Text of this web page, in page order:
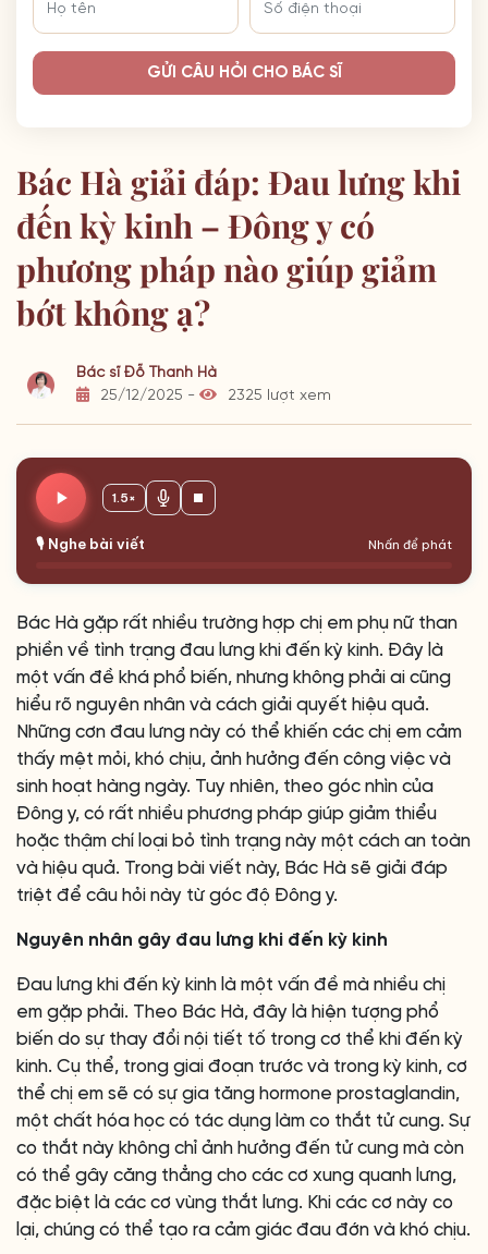
GỬI CÂU HỎI CHO BÁC SĨ
Bác Hà giải đáp: Đau lưng khi
đến kỳ kinh – Đông y có
phương pháp nào giúp giảm
bớt không ạ?
Bác sĩ Đỗ Thanh Hà
25/12/2025 -
2325 lượt xem
🎙️ Nghe bài viết Nhấn để phát
1.5×
Bác Hà gặp rất nhiều trường hợp chị em phụ nữ than
phiền về tình trạng đau lưng khi đến kỳ kinh. Đây là
một vấn đề khá phổ biến, nhưng không phải ai cũng
hiểu rõ nguyên nhân và cách giải quyết hiệu quả.
Những cơn đau lưng này có thể khiến các chị em cảm
thấy mệt mỏi, khó chịu, ảnh hưởng đến công việc và
sinh hoạt hàng ngày. Tuy nhiên, theo góc nhìn của
Đông y, có rất nhiều phương pháp giúp giảm thiểu
hoặc thậm chí loại bỏ tình trạng này một cách an toàn
và hiệu quả. Trong bài viết này, Bác Hà sẽ giải đáp
triệt để câu hỏi này từ góc độ Đông y.
Nguyên nhân gây đau lưng khi đến kỳ kinh
Đau lưng khi đến kỳ kinh là một vấn đề mà nhiều chị
em gặp phải. Theo Bác Hà, đây là hiện tượng phổ
biến do sự thay đổi nội tiết tố trong cơ thể khi đến kỳ
kinh. Cụ thể, trong giai đoạn trước và trong kỳ kinh, cơ
thể chị em sẽ có sự gia tăng hormone prostaglandin,
một chất hóa học có tác dụng làm co thắt tử cung. Sự
co thắt này không chỉ ảnh hưởng đến tử cung mà còn
có thể gây căng thẳng cho các cơ xung quanh lưng,
đặc biệt là các cơ vùng thắt lưng. Khi các cơ này co
lại, chúng có thể tạo ra cảm giác đau đớn và khó chịu.